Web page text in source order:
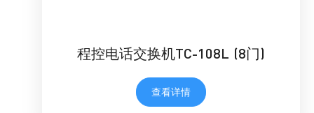
程控电话交换机TC-108L (8门)
查看详情